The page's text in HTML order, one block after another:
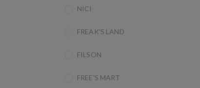
NICI
FREAK'S LAND
FILSON
FREE'S MART